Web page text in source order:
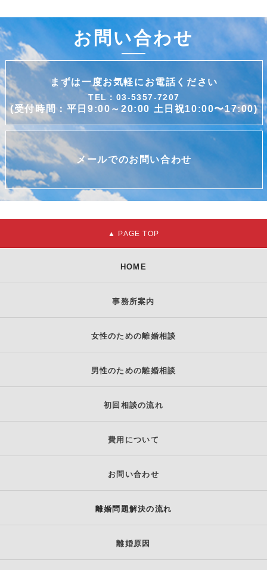
お問い合わせ
まずは一度お気軽にお電話ください
TEL：03-5357-7207
(受付時間：平日9:00～20:00 土日祝10:00〜17:00)
メールでのお問い合わせ
HOME
事務所案内
女性のための離婚相談
男性のための離婚相談
初回相談の流れ
費用について
お問い合わせ
離婚問題解決の流れ
離婚原因